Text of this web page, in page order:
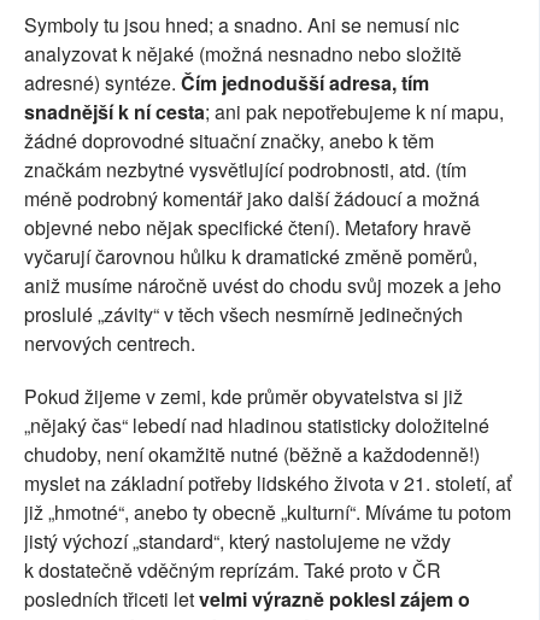
Symboly tu jsou hned; a snadno. Ani se nemusí nic
analyzovat k nějaké (možná nesnadno nebo složitě
adresné) syntéze. Čím jednodušší adresa, tím
snadnější k ní cesta; ani pak nepotřebujeme k ní mapu,
žádné doprovodné situační značky, anebo k těm
značkám nezbytné vysvětlující podrobnosti, atd. (tím
méně podrobný komentář jako další žádoucí a možná
objevné nebo nějak specifické čtení). Metafory hravě
vyčarují čarovnou hůlku k dramatické změně poměrů,
aniž musíme náročně uvést do chodu svůj mozek a jeho
proslulé „závity“ v těch všech nesmírně jedinečných
nervových centrech.
Pokud žijeme v zemi, kde průměr obyvatelstva si již
„nějaký čas“ lebedí nad hladinou statisticky doložitelné
chudoby, není okamžitě nutné (běžně a každodenně!)
myslet na základní potřeby lidského života v 21. století, ať
již „hmotné“, anebo ty obecně „kulturní“. Míváme tu potom
jistý výchozí „standard“, který nastolujeme ne vždy
k dostatečně vděčným reprízám. Také proto v ČR
posledních třiceti letvelmi výrazně poklesl zájem o